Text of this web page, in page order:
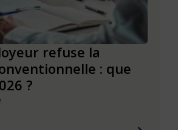
refuse la
: que
?